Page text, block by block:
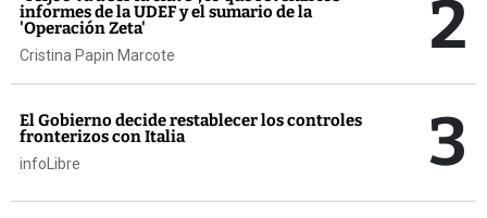
informes de la UDEF y el sumario de la
'Operación Zeta'
Cristina Papin Marcote 2
El Gobierno decide restablecer los controles
fronterizos con Italia
infoLibre 3